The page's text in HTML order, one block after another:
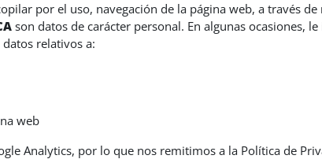
por el uso, navegación de la página web, a través
son datos de carácter personal. En algunas ocasiones,
relativos a:
web
Analytics, por lo que nos remitimos a la Política de